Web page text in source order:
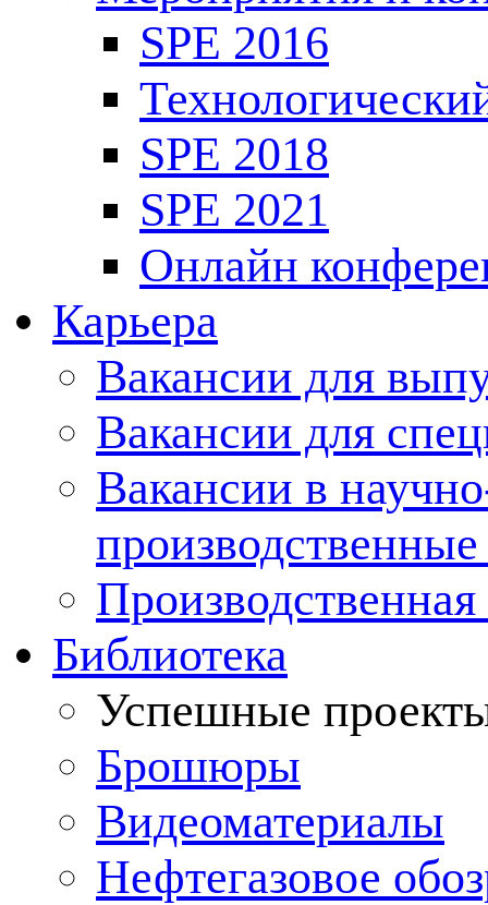
SPE 2016
SPE 2018
SPE 2021
Онлайн
Карьера
Вакансии для
Вакансии для
Вакансии в
Производственная
Библиотека
Успешные
Брошюры
Видеоматериалы
Нефтегазовое